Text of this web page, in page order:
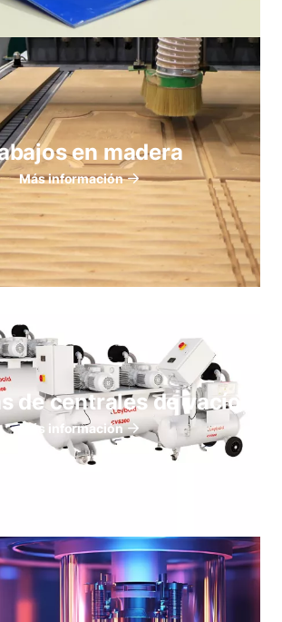
en madera
Más información
de centrales de vacío
Más información